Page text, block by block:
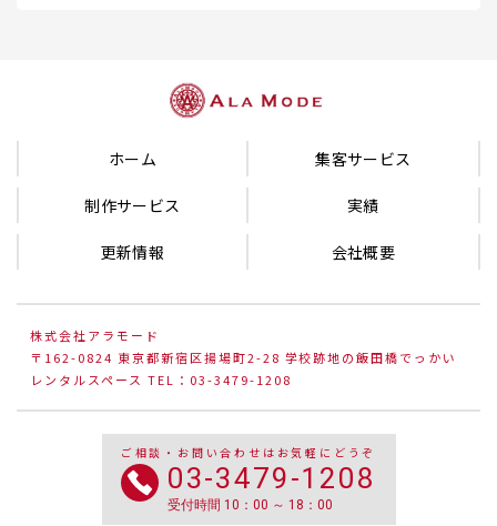
ホーム 集客サービス
制作サービス 実績
更新情報 会社概要
株式会社アラモード
〒162-0824 東京都新宿区揚場町2-28 学校跡地の飯田橋でっかい
レンタルスペース TEL：03-3479-1208
ご相談・お問い合わせはお気軽にどうぞ
03-3479-1208
受付時間 10：00 ～ 18：00